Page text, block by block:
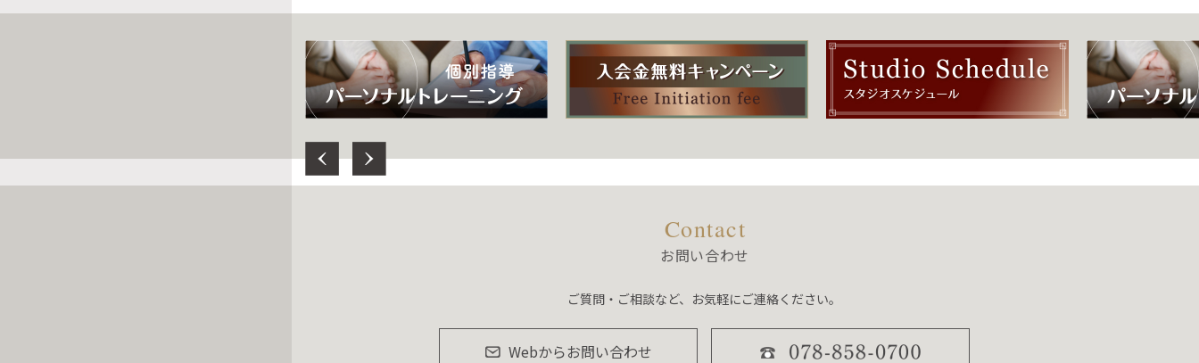
PreviousNext
Contact
お問い合わせ
ご質問・ご相談など、お気軽にご連絡ください。
Webからお問い合わせ